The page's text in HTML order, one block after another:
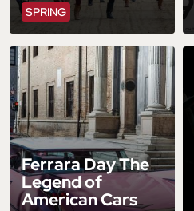
SPRING
Ferrara Day The
Legend of
American Cars